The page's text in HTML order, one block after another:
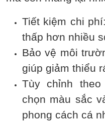
Tiết kiệm chi
thấp hơn nhiều
Bảo vệ môi
giúp giảm thiểu
Tùy chỉnh
chọn màu sắc
phong cách cá